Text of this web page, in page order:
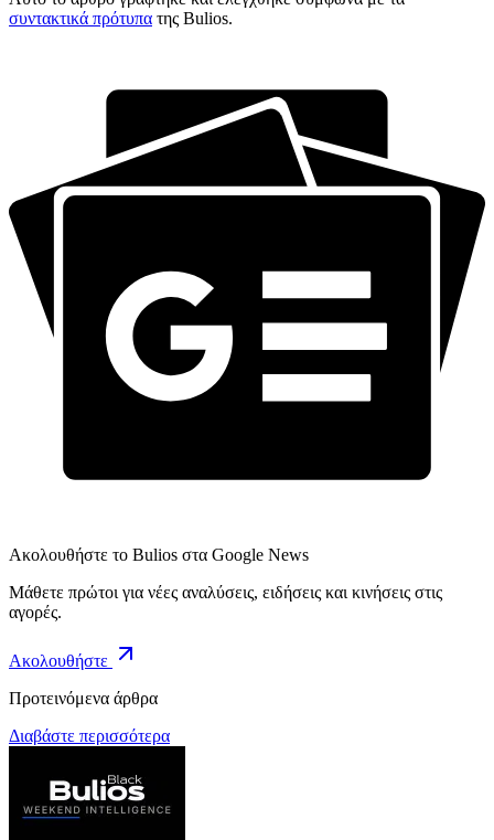
συντακτικά πρότυπα της Bulios.
Ακολουθήστε το Bulios στα Google News
Μάθετε πρώτοι για νέες αναλύσεις, ειδήσεις και κινήσεις στις
αγορές.
Ακολουθήστε
Προτεινόμενα άρθρα
Διαβάστε περισσότερα